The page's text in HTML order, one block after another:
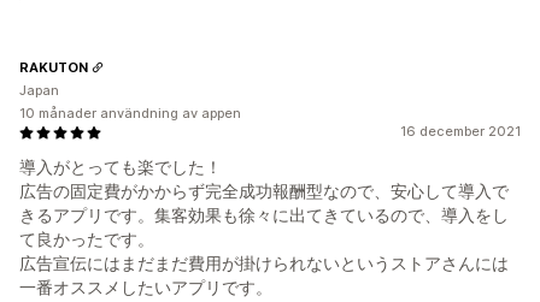
16 december 2021
導入がとっても楽でした！
広告の固定費がかからず完全成功報酬型なので、安心して導入で
きるアプリです。集客効果も徐々に出てきているので、導入をし
て良かったです。
広告宣伝にはまだまだ費用が掛けられないというストアさんには
一番オススメしたいアプリです。
RAKUTON
Japan
10 månader användning av appen